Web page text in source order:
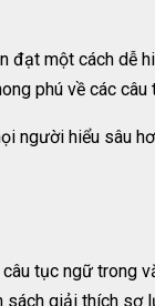
đạt một cách dễ
phú về các câu
người hiểu sâu
tục ngữ trong
giải thích